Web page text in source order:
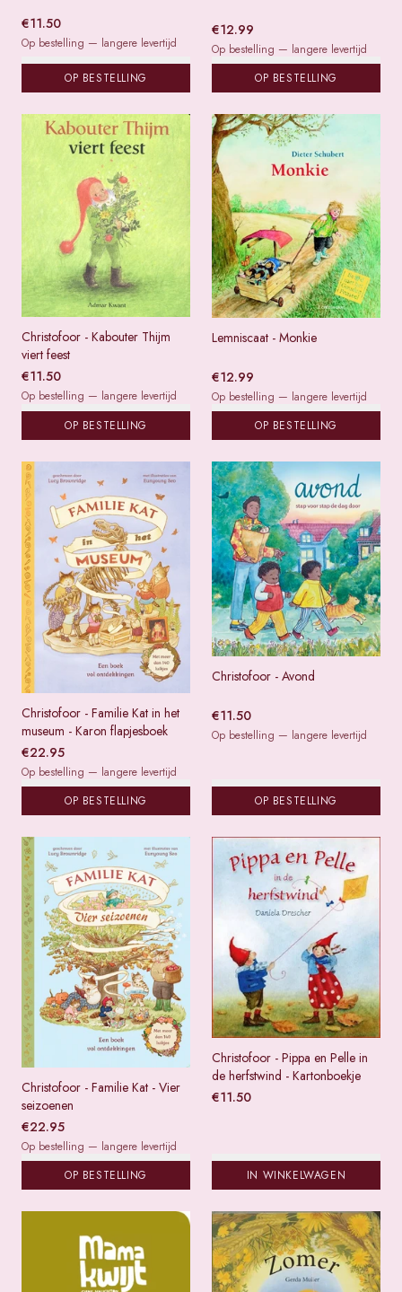
€11.50
Op bestelling — langere levertijd
OP BESTELLING
€12.99
Op bestelling — langere levertijd
OP BESTELLING
Christofoor - Kabouter Thijm
viert feest
€11.50
Op bestelling — langere levertijd
OP BESTELLING
Lemniscaat - Monkie
€12.99
Op bestelling — langere levertijd
OP BESTELLING
Christofoor - Familie Kat in het
museum - Karon flapjesboek
€22.95
Op bestelling — langere levertijd
OP BESTELLING
Christofoor - Avond
€11.50
Op bestelling — langere levertijd
OP BESTELLING
Christofoor - Familie Kat - Vier
seizoenen
€22.95
Op bestelling — langere levertijd
OP BESTELLING
Christofoor - Pippa en Pelle in
de herfstwind - Kartonboekje
€11.50
IN WINKELWAGEN